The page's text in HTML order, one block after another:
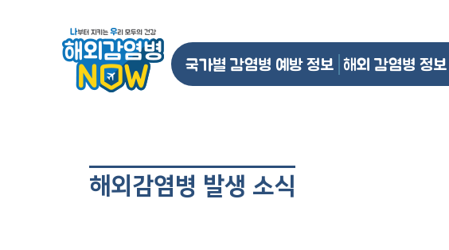
국가별 감염병 예방 정보 해외 감염병 정보
해외감염병 발생 소식